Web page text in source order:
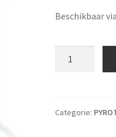
Beschikbaar
Categorie: